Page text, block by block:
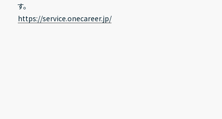
す。
https://service.onecareer.jp/